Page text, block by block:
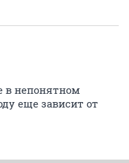
непонятном
еще зависит от